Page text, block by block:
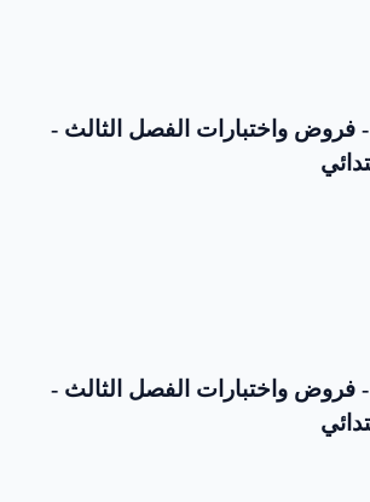
الموضوع رقم 45 - فروض واختبارات الفصل الثالث -
الموضوع رقم 44 - فروض واختبارات الفصل الثالث -